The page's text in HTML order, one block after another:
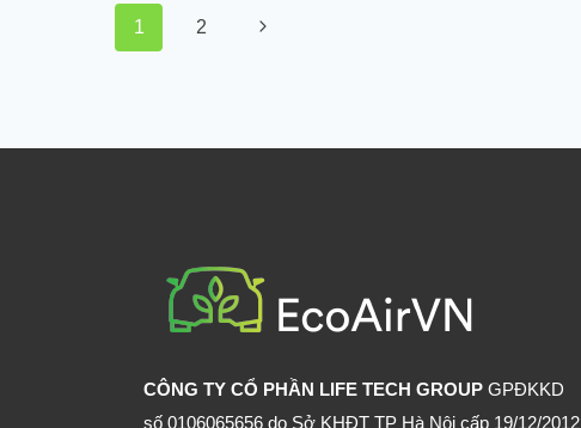
CHÓNG
Page
navigation
1 2 Next
CÔNG TY CỔ PHẦN LIFE TECH GROUP GPĐKKD
số 0106065656 do Sở KHĐT TP Hà Nội cấp 19/12/2012